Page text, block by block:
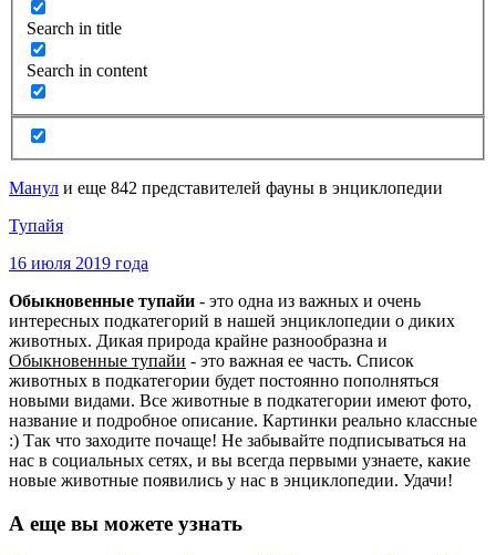
Search in title
Search in content
Манул и еще 842 представителей фауны в энциклопедии
Тупайя
16 июля 2019 года
Обыкновенные тупайи - это одна из важных и очень
интересных подкатегорий в нашей энциклопедии о диких
животных. Дикая природа крайне разнообразна и
Обыкновенные тупайи - это важная ее часть. Список
животных в подкатегории будет постоянно пополняться
новыми видами. Все животные в подкатегории имеют фото,
название и подробное описание. Картинки реально классные
:) Так что заходите почаще! Не забывайте подписываться на
нас в социальных сетях, и вы всегда первыми узнаете, какие
новые животные появились у нас в энциклопедии. Удачи!
А еще вы можете узнать